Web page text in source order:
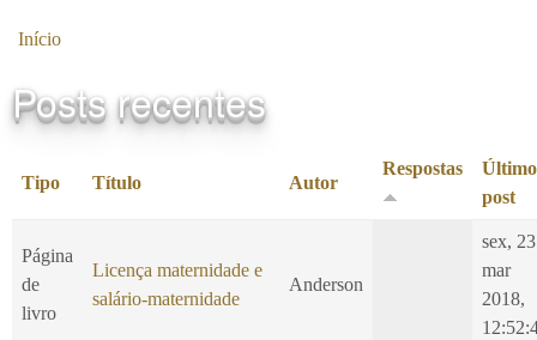
Início
Posts recentes
Tipo Título Autor
Respostas
Último
post
Página
de
livro
Licença maternidade e
salário-maternidade
Anderson
sex, 23
mar
2018,